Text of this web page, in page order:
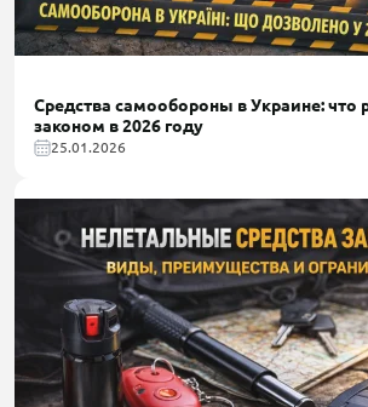
Средства самообороны в Украине: что
законом в 2026 году
25.01.2026